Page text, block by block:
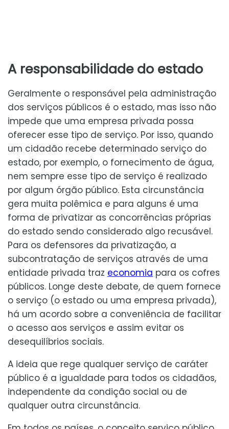
A responsabilidade do estado
Geralmente o responsável pela administração
dos serviços públicos é o estado, mas isso não
impede que uma empresa privada possa
oferecer esse tipo de serviço. Por isso, quando
um cidadão recebe determinado serviço do
estado, por exemplo, o fornecimento de água,
nem sempre esse tipo de serviço é realizado
por algum órgão público. Esta circunstância
gera muita polêmica e para alguns é uma
forma de privatizar as concorrências próprias
do estado sendo considerado algo recusável.
Para os defensores da privatização, a
subcontratação de serviços através de uma
entidade privada traz economia para os cofres
públicos. Longe deste debate, de quem fornece
o serviço (o estado ou uma empresa privada),
há um acordo sobre a conveniência de facilitar
o acesso aos serviços e assim evitar os
desequilíbrios sociais.
A ideia que rege qualquer serviço de caráter
público é a igualdade para todos os cidadãos,
independente da condição social ou de
qualquer outra circunstância.